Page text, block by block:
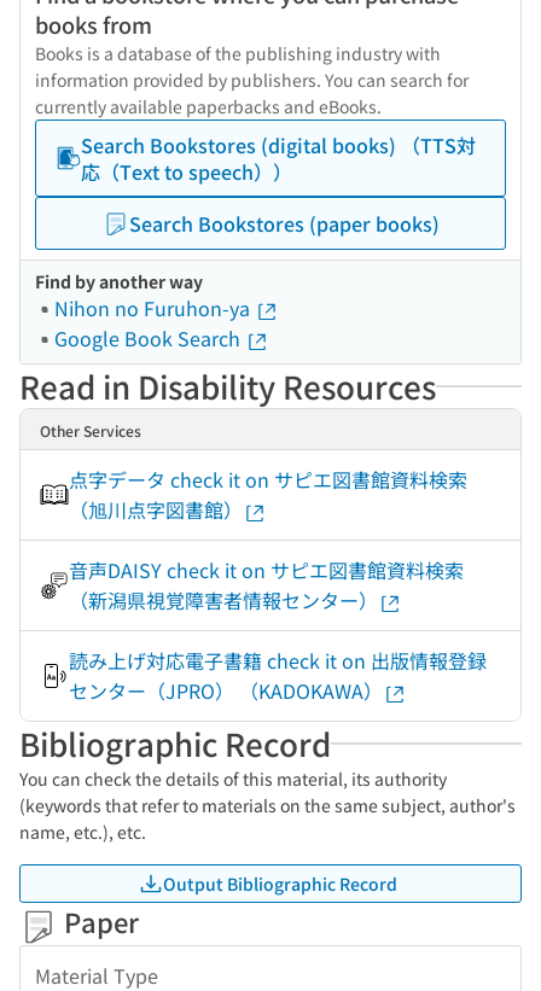
books from
Books is a database of the publishing industry with
information provided by publishers. You can search for
currently available paperbacks and eBooks.
Search Bookstores (digital books) （TTS対
応（Text to speech））
Search Bookstores (paper books)
Find by another way
Nihon no Furuhon-ya
Google Book Search
Read in Disability Resources
Other Services
点字データ check it on サピエ図書館資料検索
（旭川点字図書館）
音声DAISY check it on サピエ図書館資料検索
（新潟県視覚障害者情報センター）
読み上げ対応電子書籍 check it on 出版情報登録
センター（JPRO） （KADOKAWA）
Bibliographic Record
You can check the details of this material, its authority
(keywords that refer to materials on the same subject, author's
name, etc.), etc.
Output Bibliographic Record
Paper
Material Type